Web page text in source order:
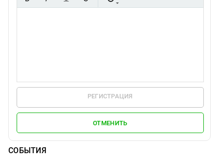
РЕГИСТРАЦИЯ
ОТМЕНИТЬ
СОБЫТИЯ